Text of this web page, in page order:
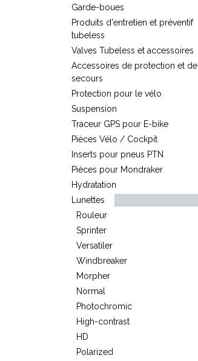
Garde-boues
Produits d'entretien et préventif
tubeless
Valves Tubeless et accessoires
Accessoires de protection et de
secours
Protection pour le vélo
Suspension
Traceur GPS pour E-bike
Pièces Vélo / Cockpit
Inserts pour pneus PTN
Pièces pour Mondraker
Hydratation
Lunettes
Rouleur
Sprinter
Versatiler
Windbreaker
Morpher
Normal
Photochromic
High-contrast
HD
Polarized